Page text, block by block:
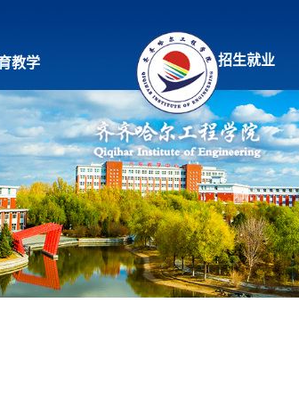
教学 招生就业